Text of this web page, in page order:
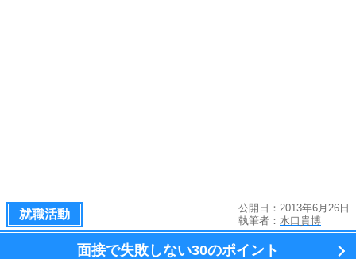
就職活動
公開日：2013年6月26日
執筆者： 水口貴博
面接で失敗しない30のポイント